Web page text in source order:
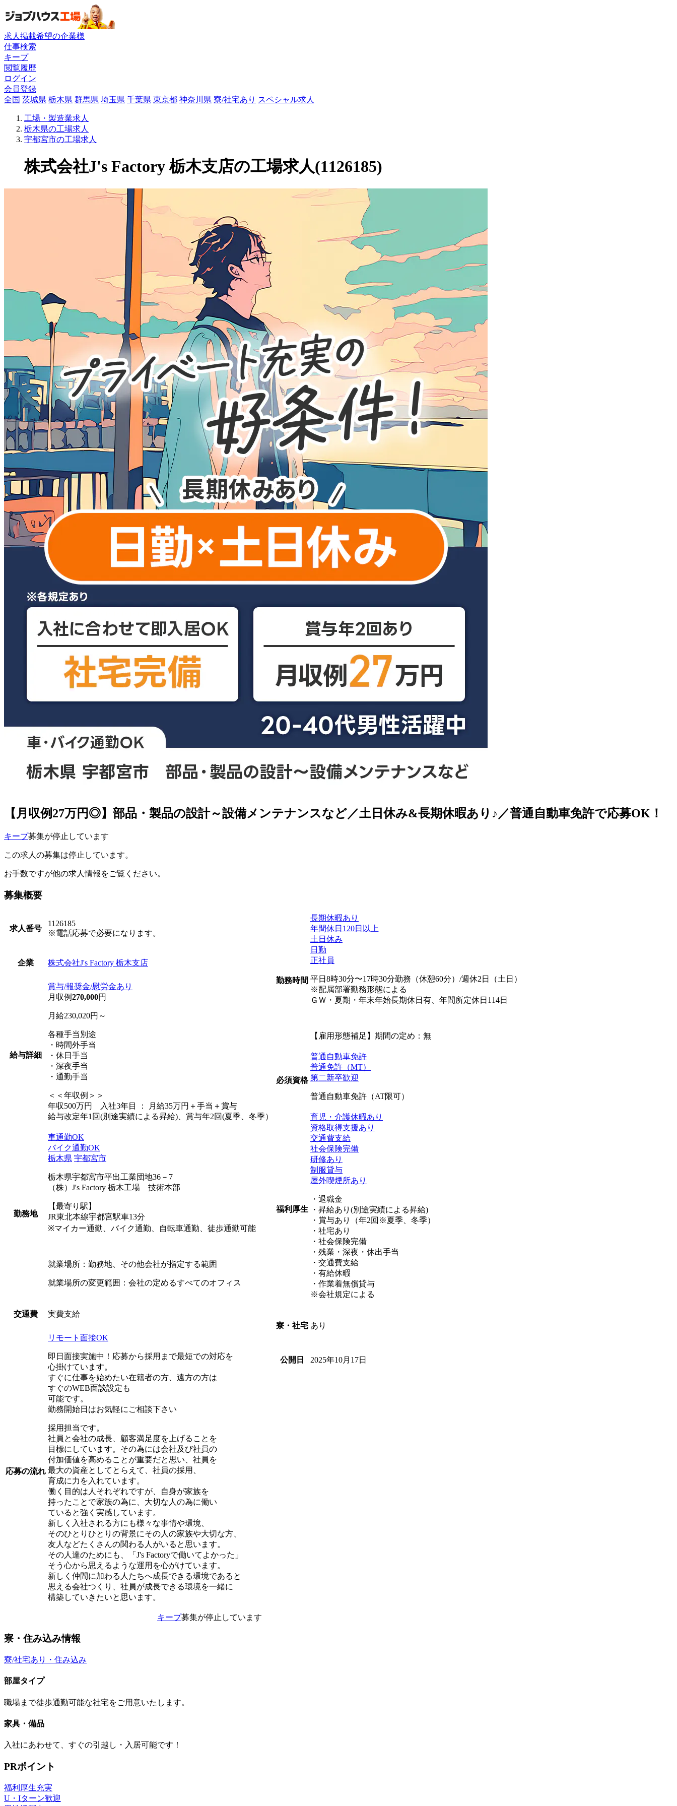
求人掲載希望の企業様
仕事検索
キープ
閲覧履歴
ログイン
会員登録
全国 茨城県 栃木県 群馬県 埼玉県 千葉県 東京都 神奈川県 寮/社宅あり スペシャル求人
工場・製造業求人
栃木県の工場求人
宇都宮市の工場求人
株式会社J's Factory 栃木支店の工場求人(1126185)
【月収例27万円◎】部品・製品の設計～設備メンテナンスなど／土日休み&長期休暇あり♪／普通自動車免許で応募OK！
キープ募集が停止しています
この求人の募集は停止しています。
お手数ですが他の求人情報をご覧ください。
募集概要
求人番号
1126185
※電話応募で必要になります。
企業 株式会社J's Factory 栃木支店
給与詳細
賞与/報奨金/慰労金あり
月収例270,000円
月給230,020円～
各種手当別途
・時間外手当
・休日手当
・深夜手当
・通勤手当
＜＜年収例＞＞
年収500万円 入社3年目 ： 月給35万円＋手当＋賞与
給与改定年1回(別途実績による昇給)、賞与年2回(夏季、冬季）
勤務地
車通勤OK
バイク通勤OK
栃木県 宇都宮市
栃木県宇都宮市平出工業団地36－7
（株）J's Factory 栃木工場 技術本部
【最寄り駅】
JR東北本線宇都宮駅車13分
※マイカー通勤、バイク通勤、自転車通勤、徒歩通勤可能
就業場所：勤務地、その他会社が指定する範囲
就業場所の変更範囲：会社の定めるすべてのオフィス
交通費 実費支給
応募の流れ
リモート面接OK
即日面接実施中！応募から採用まで最短での対応を
心掛けています。
すぐに仕事を始めたい在籍者の方、遠方の方は
すぐのWEB面談設定も
可能です。
勤務開始日はお気軽にご相談下さい
採用担当です。
社員と会社の成長、顧客満足度を上げることを
目標にしています。その為には会社及び社員の
付加価値を高めることが重要だと思い、社員を
最大の資産としてとらえて、社員の採用、
育成に力を入れています。
働く目的は人それぞれですが、自身が家族を
持ったことで家族の為に、大切な人の為に働い
ていると強く実感しています。
新しく入社される方にも様々な事情や環境、
そのひとりひとりの背景にその人の家族や大切な方、
友人などたくさんの関わる人がいると思います。
その人達のためにも、「J's Factoryで働いてよかった」
そう心から思えるような運用を心がけています。
新しく仲間に加わる人たちへ成長できる環境であると
思える会社つくり、社員が成長できる環境を一緒に
構築していきたいと思います。
勤務時間
長期休暇あり
年間休日120日以上
土日休み
日勤
正社員
平日8時30分〜17時30分勤務（休憩60分）/週休2日（土日）
※配属部署勤務形態による
ＧＷ・夏期・年末年始長期休日有、年間所定休日114日
【雇用形態補足】期間の定め：無
必須資格
普通自動車免許
普通免許（MT）
第二新卒歓迎
普通自動車免許（AT限可）
福利厚生
育児・介護休暇あり
資格取得支援あり
交通費支給
社会保険完備
研修あり
制服貸与
屋外喫煙所あり
・退職金
・昇給あり(別途実績による昇給)
・賞与あり（年2回※夏季、冬季）
・社宅あり
・社会保険完備
・残業・深夜・休出手当
・交通費支給
・有給休暇
・作業着無償貸与
※会社規定による
寮・社宅 あり
公開日 2025年10月17日
キープ募集が停止しています
寮・住み込み情報
寮/社宅あり・住み込み
部屋タイプ
職場まで徒歩通勤可能な社宅をご用意いたします。
家具・備品
入社にあわせて、すぐの引越し・入居可能です！
PRポイント
福利厚生充実
U・Iターン歓迎